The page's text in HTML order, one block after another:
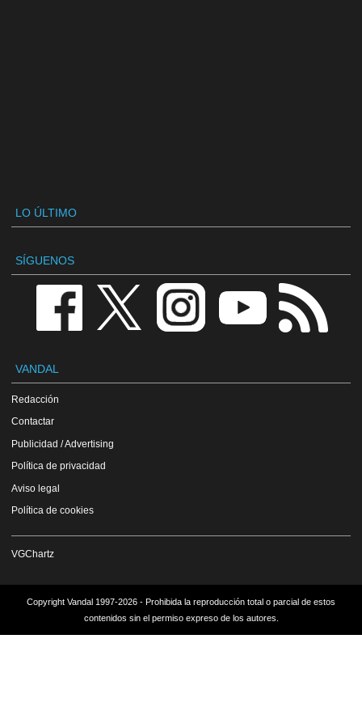
LO ÚLTIMO
SÍGUENOS
VANDAL
Redacción
Contactar
Publicidad / Advertising
Política de privacidad
Aviso legal
Política de cookies
VGChartz
Copyright Vandal 1997-2026 - Prohibida la reproducción total o parcial de estos
contenidos sin el permiso expreso de los autores.